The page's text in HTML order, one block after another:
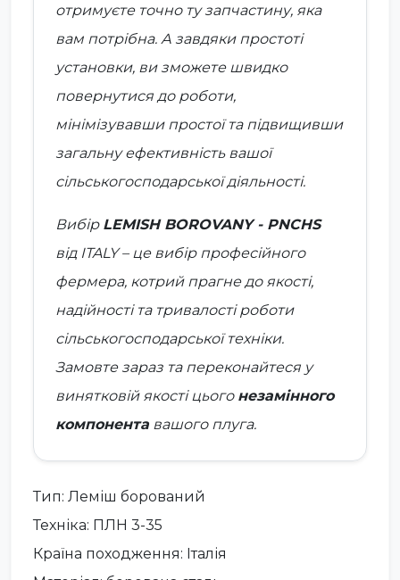
отримуєте точно ту запчастину, яка
вам потрібна. А завдяки простоті
установки, ви зможете швидко
повернутися до роботи,
мінімізувавши простої та підвищивши
загальну ефективність вашої
сільськогосподарської діяльності.
Вибір LEMISH BOROVANY - PNCHS
від ITALY– це вибір професійного
фермера, котрий прагне до якості,
надійності та тривалості роботи
сільськогосподарської техніки.
Замовте зараз та переконайтеся у
винятковій якості цього незамінного
компонента вашого плуга.
Тип: Леміш борований
Техніка: ПЛН 3-35
Країна походження: Італія